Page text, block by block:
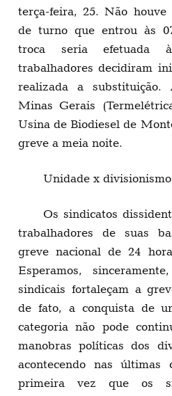
terça-feira, 25. Não
de turno que entrou às
troca seria efetuada
trabalhadores decidiram
realizada a substituição.
Minas Gerais
Usina de Biodiesel de
greve a meia noite.
Unidade x divisionismo
Os sindicatos
trabalhadores de suas
greve nacional de 24
Esperamos,
sindicais fortaleçam a
de fato, a conquista de
categoria não pode
manobras políticas dos
acontecendo nas últimas
primeira vez que os